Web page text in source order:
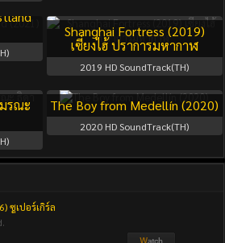
Shanghai Fortress (2019)
เซี่ยงไฮ้ ปราการมหากาฬ
2019 HD SoundTrack(TH)
รณะ
The Boy from Medellín (2020)
2020 HD SoundTrack(TH)
ซูเปอร์เกิร์ล